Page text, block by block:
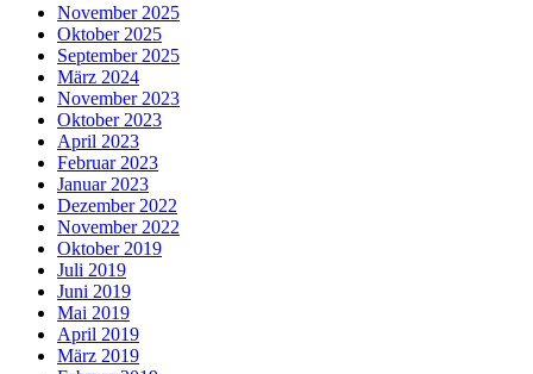
November 2025
Oktober 2025
September 2025
März 2024
November 2023
Oktober 2023
April 2023
Februar 2023
Januar 2023
Dezember 2022
November 2022
Oktober 2019
Juli 2019
Juni 2019
Mai 2019
April 2019
März 2019